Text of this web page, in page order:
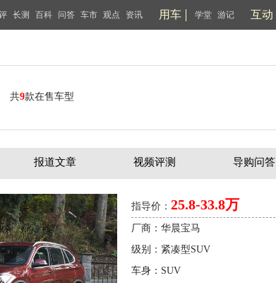
长测 百科 问答 车市 观点 资讯 用车 学堂 游记 互动
共9款在售车型
报道文章 视频评测 导购问答
指导价： 25.8-33.8万
厂商：华晨宝马
级别：紧凑型SUV
车身：SUV